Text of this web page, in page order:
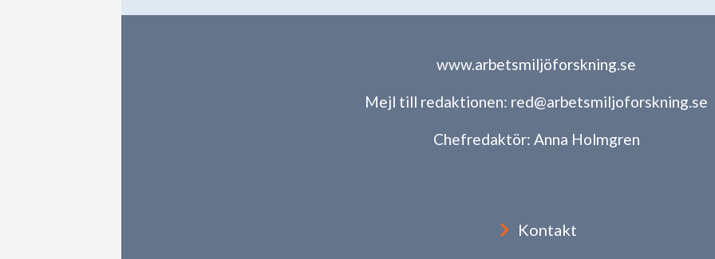
www.arbetsmiljöforskning.se
Mejl till redaktionen: red@arbetsmiljoforskning.se
Chefredaktör: Anna Holmgren
Kontakt